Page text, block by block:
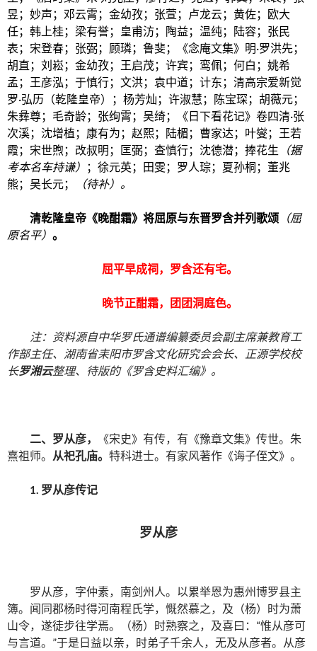
昱；妙声；邓云霄；金幼孜；张萱；卢龙云；黄佐；欧大
任；韩上桂；梁有誉；皇甫汸；陶益；温纯；陆容；张民
表；宋登春；张弼；顾璘；鲁斐；《念庵文集》明·罗洪先；
胡直；刘崧；金幼孜；王启茂；许宾；鸾佩；何白；姚希
孟；王彦泓；于慎行；文洪；袁中道；计东；清高宗爱新觉
罗·弘历（乾隆皇帝）；杨芳灿；许淑慧；陈宝琛；胡薇元；
朱彝尊；毛奇龄；张绚霄；吴绮；《日下看花记》卷四清·张
次溪；沈增植；康有为；赵熙；陆楣；曹家达；叶燮；王若
霞；宋世煦；改叔明；匡弼；查慎行；沈德潜；捧花生 （据
考本名车持谦）
；徐元英；田雯；罗人琮；夏孙桐；董兆
熊；吴长元；
（待补）。
清乾隆皇帝 《晚酣霜》 将屈原与东晋罗含并列歌颂 （屈
原名平） 。
屈平早成祠，罗含还有宅。
晚节正酣霜，团团洞庭色。
注：资料源自中华罗氏通谱编纂委员会副主席兼教育工
作部主任、湖南省耒阳市罗含文化研究会会长、正源学校校
长罗湘云整理、待版的《罗含史料汇编》。
二、 罗从彦，
《宋史》有传，有《豫章文集》传世。朱
熹祖师。 从祀孔庙。 特科进士。有家风著作《诲子侄文》。
1. 罗从彦传记
罗从彦
罗从彦，字仲素，南剑州人。以累举恩为惠州博罗县主
簿。闻同郡杨时得河南程氏学，慨然慕之，及（杨）时为萧
山令，遂徒步往学焉。（杨）时熟察之，及喜曰：“惟从彦可
与言道。”于是日益以亲，时弟子千余人，无及从彦者。从彦